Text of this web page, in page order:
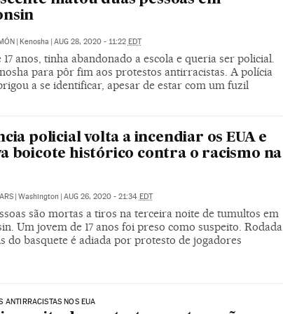
| Kenosha | AUG 28, 2020 - 11:22 EDT
17 anos, tinha abandonado a escola e queria ser policial.
para pôr fim aos protestos antirracistas. A polícia
a se identificar, apesar de estar com um fuzil
policial volta a incendiar os EUA e
boicote histórico contra o racismo na
Washington AUG 26, 2020 - 21:34 EDT
são mortas a tiros na terceira noite de tumultos em
Um jovem de 17 anos foi preso como suspeito. Rodada
do basquete é adiada por protesto de jogadores
ANTIRRACISTAS NOS EUA